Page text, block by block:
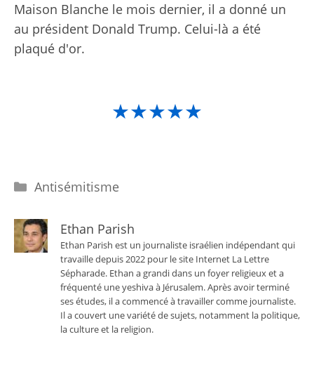
Maison Blanche le mois dernier, il a donné un
au président Donald Trump. Celui-là a été
plaqué d'or.
★★★★★
Catégories
Antisémitisme
Ethan Parish
Ethan Parish est un journaliste israélien indépendant qui
travaille depuis 2022 pour le site Internet La Lettre
Sépharade. Ethan a grandi dans un foyer religieux et a
fréquenté une yeshiva à Jérusalem. Après avoir terminé
ses études, il a commencé à travailler comme journaliste.
Il a couvert une variété de sujets, notamment la politique,
la culture et la religion.